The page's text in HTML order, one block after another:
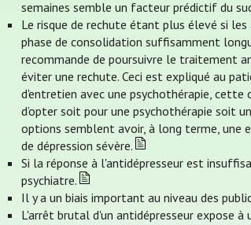
semaines semble un facteur prédictif du
Le risque de rechute étant plus élevé si
phase de consolidation suffisamment
recommande de poursuivre le traitement
éviter une rechute. Ceci est expliqué au
d'entretien avec une psychothérapie,
d’opter soit pour une psychothérapie soit
options semblent avoir, à long terme, une
de dépression sévère.
Si la réponse à l'antidépresseur est
psychiatre.
Il y a un biais important au niveau des
L'arrêt brutal d'un antidépresseur expose